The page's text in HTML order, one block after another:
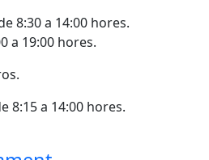
8:30 a 14:00 hores.
a 19:00 hores.
8:15 a 14:00 hores.